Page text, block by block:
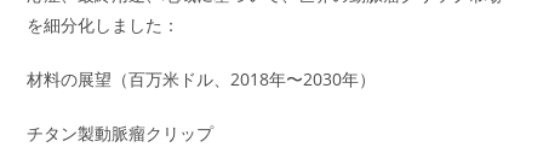
を細分化しました：
材料の展望（百万米ドル、2018年〜2030年）
チタン製動脈瘤クリップ